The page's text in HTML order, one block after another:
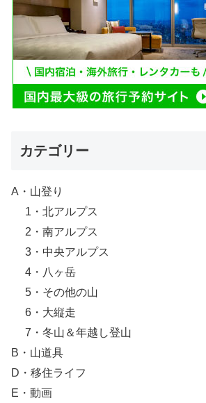
カテゴリー
A・山登り
1・北アルプス
2・南アルプス
3・中央アルプス
4・八ヶ岳
5・その他の山
6・大縦走
7・冬山＆年越し登山
B・山道具
D・移住ライフ
E・動画